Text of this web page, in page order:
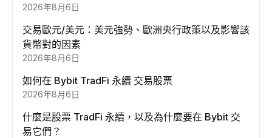
2026年8月6日
交易歐元/美元：美元強勢、歐洲央行政策以及影響該
貨幣對的因素
2026年8月6日
如何在 Bybit TradFi 永續 交易股票
2026年8月6日
什麼是股票 TradFi 永續，以及為什麼要在 Bybit 交
易它們？